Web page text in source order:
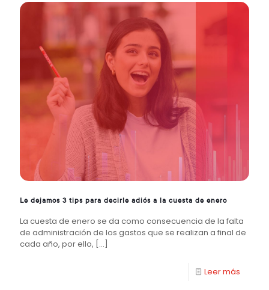
Le dejamos 3 tips para decirle adiós a la cuesta de enero
La cuesta de enero se da como consecuencia de la falta
de administración de los gastos que se realizan a final de
cada año, por ello, […]
Leer más